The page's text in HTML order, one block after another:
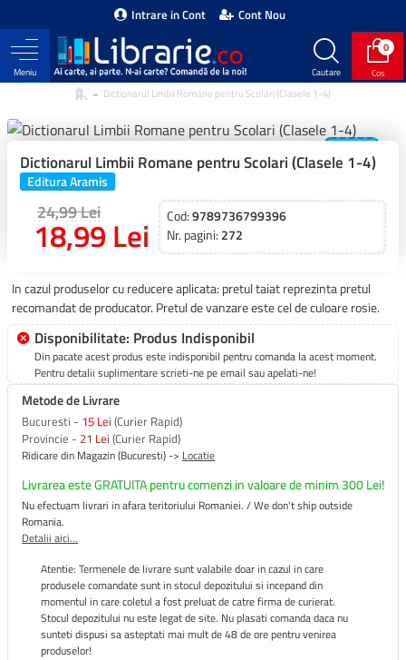
Intrare in Cont Cont Nou
0
Dictionarul Limbii Romane pentru Scolari (Clasele 1-4)
Dictionarul Limbii Romane pentru Scolari (Clasele 1-4)
Editura Aramis
18,99 Lei
24,99 Lei Cod:9789736799396
Nr. pagini: 272
Metode de Livrare
Bucuresti - 15 Lei (Curier Rapid)
Provincie - 21 Lei (Curier Rapid)
Ridicare din Magazin (Bucuresti) -> Locatie
Livrarea este GRATUITA pentru comenzi in valoare de minim 300 Lei!
Nu efectuam livrari in afara teritoriului Romaniei. / We don't ship outside
Romania.
Detalii aici...
Atentie: Termenele de livrare sunt valabile doar in cazul in care
produsele comandate sunt in stocul depozitului si incepand din
momentul in care coletul a fost preluat de catre firma de curierat.
Stocul depozitului nu este legat de site. Nu plasati comanda daca nu
sunteti dispusi sa asteptati mai mult de 48 de ore pentru venirea
produselor!
In cazul produselor cu reducere aplicata: pretul taiat reprezinta pretul
recomandat de producator. Pretul de vanzare este cel de culoare rosie.
Disponibilitate: Produs Indisponibil
Din pacate acest produs este indisponibil pentru comanda la acest moment.
Pentru detalii suplimentare scrieti-ne pe email sau apelati-ne!